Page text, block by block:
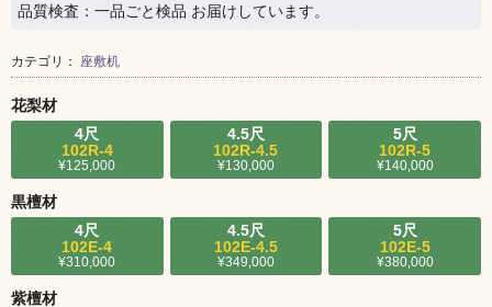
品質検査：一品ごと検品 お届けしています。
カテゴリ： 座敷机
花梨材
4尺
102R-4
¥125,000
4.5尺
102R-4.5
¥130,000
5尺
102R-5
¥140,000
黒檀材
4尺
102E-4
¥310,000
4.5尺
102E-4.5
¥349,000
5尺
102E-5
¥380,000
紫檀材